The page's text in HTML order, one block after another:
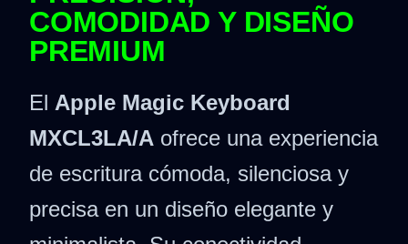
COMODIDAD Y DISEÑO
PREMIUM
El Apple Magic Keyboard
MXCL3LA/A ofrece una experiencia
de escritura cómoda, silenciosa y
precisa en un diseño elegante y